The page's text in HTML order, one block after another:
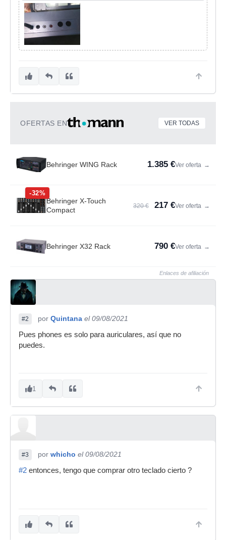
OFERTAS EN VER TODAS
Behringer WING Rack 1.385 €Ver oferta →
-32%
Behringer X-Touch
Compact
320 € 217 €Ver oferta →
Behringer X32 Rack 790 €Ver oferta →
Enlaces de afiliación
#2 por Quintana el 09/08/2021
Pues phones es solo para auriculares, así que no
puedes.
1
#3 por whicho el 09/08/2021
#2 entonces, tengo que comprar otro teclado cierto ?